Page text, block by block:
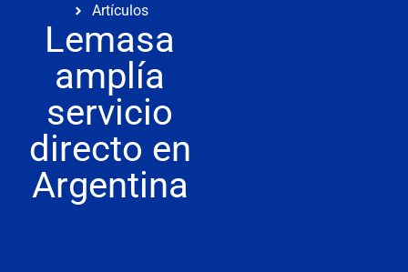
Artículos
Lemasa
amplía
servicio
directo en
Argentina